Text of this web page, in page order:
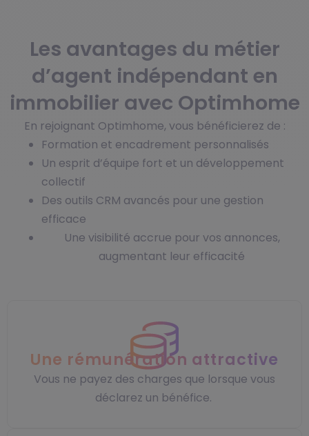
Les avantages du métier
d’agent indépendant en
immobilier avec Optimhome
En rejoignant Optimhome, vous bénéficierez de :
Formation et encadrement personnalisés
Un esprit d’équipe fort et un développement
collectif
Des outils CRM avancés pour une gestion
efficace
Une visibilité accrue pour vos annonces,
augmentant leur efficacité
Une rémunération attractive
Vous ne payez des charges que lorsque vous
déclarez un bénéfice.